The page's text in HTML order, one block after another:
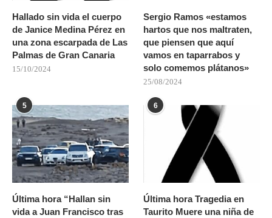
Hallado sin vida el cuerpo
de Janice Medina Pérez en
una zona escarpada de Las
Palmas de Gran Canaria
15/10/2024
Sergio Ramos «estamos
hartos que nos maltraten,
que piensen que aquí
vamos en taparrabos y
solo comemos plátanos»
25/08/2024
5
Última hora “Hallan sin
vida a Juan Francisco tras
6
Última hora Tragedia en
Taurito Muere una niña de